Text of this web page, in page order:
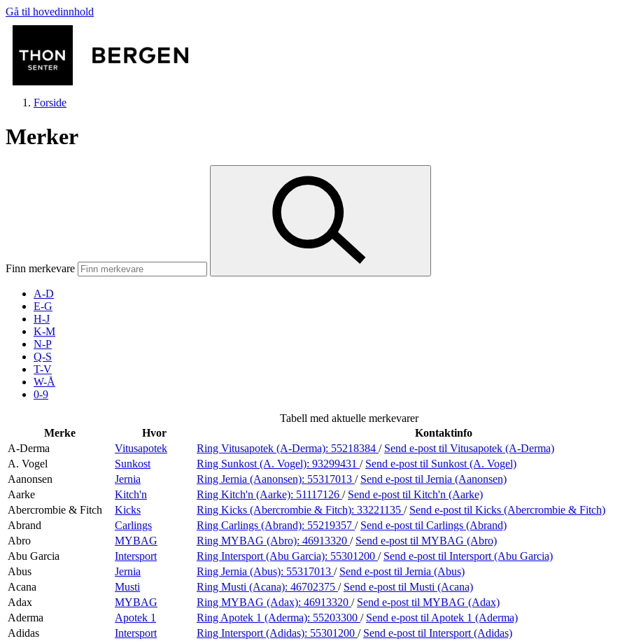
Gå til hovedinnhold
Mat og drikke
Inspirasjon
Søk
Åpningstider
Praktisk informasjon
Ledige stillinger
Forside
Merker
Finn merkevare
A-D
E-G
H-J
K-M
N-P
Q-S
T-V
W-Å
0-9
Tabell med aktuelle merkevarer
Merke
Hvor
Kontaktinfo
A-Derma
Vitusapotek Ring Vitusapotek (A-Derma): 55218384 / Send e-post til Vitusapotek (A-Derma)
A. Vogel
Sunkost Ring Sunkost (A. Vogel): 93299431 / Send e-post til Sunkost (A. Vogel)
Aanonsen
Jernia Ring Jernia (Aanonsen): 55317013 / Send e-post til Jernia (Aanonsen)
Aarke
Kitch'n Ring Kitch'n (Aarke): 51117126 / Send e-post til Kitch'n (Aarke)
Abercrombie & Fitch
Kicks Ring Kicks (Abercrombie & Fitch): 33221135 / Send e-post til Kicks (Abercrombie & Fitch)
Abrand
Carlings Ring Carlings (Abrand): 55219357 / Send e-post til Carlings (Abrand)
Abro
MYBAG Ring MYBAG (Abro): 46913320 / Send e-post til MYBAG (Abro)
Abu Garcia
Intersport Ring Intersport (Abu Garcia): 55301200 / Send e-post til Intersport (Abu Garcia)
Abus
Jernia Ring Jernia (Abus): 55317013 / Send e-post til Jernia (Abus)
Acana
Musti Ring Musti (Acana): 46702375 / Send e-post til Musti (Acana)
Adax
MYBAG Ring MYBAG (Adax): 46913320 / Send e-post til MYBAG (Adax)
Aderma
Apotek 1 Ring Apotek 1 (Aderma): 55203300 / Send e-post til Apotek 1 (Aderma)
Adidas
Intersport Ring Intersport (Adidas): 55301200 / Send e-post til Intersport (Adidas)